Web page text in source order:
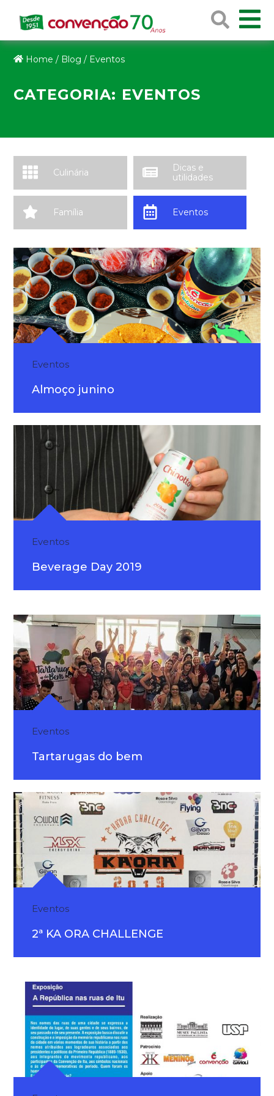
Home / Blog / Eventos
CATEGORIA: EVENTOS
Culinária
Dicas e
utilidades
Família Eventos
Eventos
Almoço junino
Eventos
Beverage Day 2019
Eventos
Tartarugas do bem
Eventos
2ª KA ORA CHALLENGE